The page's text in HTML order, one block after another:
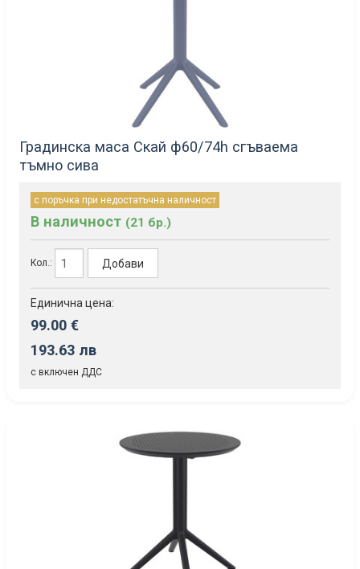
Градинска маса Скай ф60/74h сгъваема
тъмно сива
с поръчка при недостатъчна наличност
В наличност (21 бр.)
Кол.: Добави
Единична цена:
99.00 €
193.63 лв
с включен ДДС